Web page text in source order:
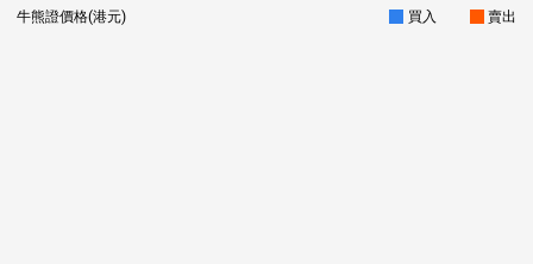
牛熊證價格(港元) 買入 賣出